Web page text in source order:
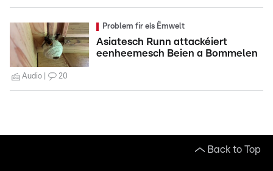
Problem fir eis Ëmwelt
Asiatesch Runn attackéiert
eenheemesch Beien a Bommelen
Audio 20
Back to Top